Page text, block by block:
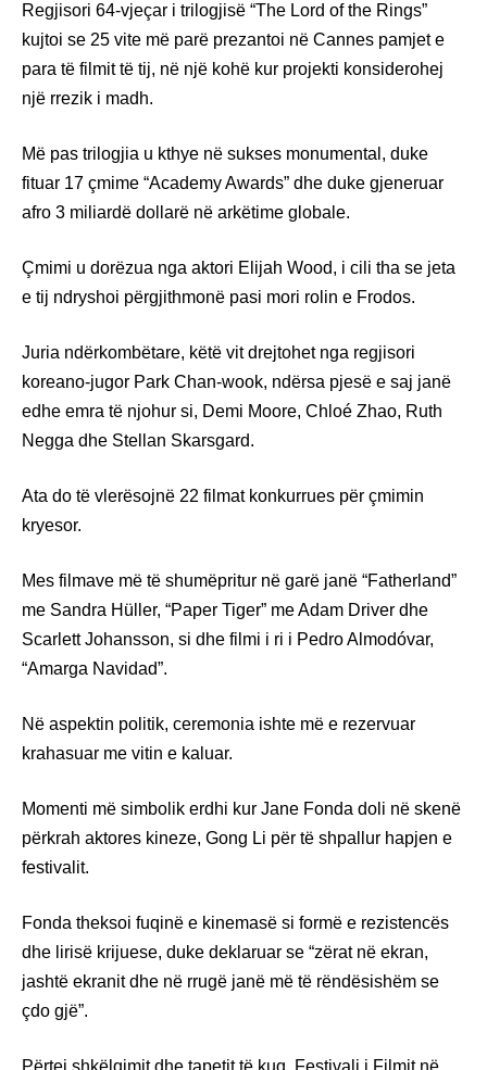
Regjisori 64-vjeçar i trilogjisë “The Lord of the Rings”
kujtoi se 25 vite më parë prezantoi në Cannes pamjet e
para të filmit të tij, në një kohë kur projekti konsiderohej
një rrezik i madh.
Më pas trilogjia u kthye në sukses monumental, duke
fituar 17 çmime “Academy Awards” dhe duke gjeneruar
afro 3 miliardë dollarë në arkëtime globale.
Çmimi u dorëzua nga aktori Elijah Wood, i cili tha se jeta
e tij ndryshoi përgjithmonë pasi mori rolin e Frodos.
Juria ndërkombëtare, këtë vit drejtohet nga regjisori
koreano-jugor Park Chan-wook, ndërsa pjesë e saj janë
edhe emra të njohur si, Demi Moore, Chloé Zhao, Ruth
Negga dhe Stellan Skarsgard.
Ata do të vlerësojnë 22 filmat konkurrues për çmimin
kryesor.
Mes filmave më të shumëpritur në garë janë “Fatherland”
me Sandra Hüller, “Paper Tiger” me Adam Driver dhe
Scarlett Johansson, si dhe filmi i ri i Pedro Almodóvar,
“Amarga Navidad”.
Në aspektin politik, ceremonia ishte më e rezervuar
krahasuar me vitin e kaluar.
Momenti më simbolik erdhi kur Jane Fonda doli në skenë
përkrah aktores kineze, Gong Li për të shpallur hapjen e
festivalit.
Fonda theksoi fuqinë e kinemasë si formë e rezistencës
dhe lirisë krijuese, duke deklaruar se “zërat në ekran,
jashtë ekranit dhe në rrugë janë më të rëndësishëm se
çdo gjë”.